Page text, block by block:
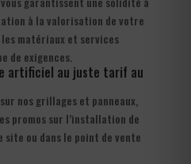
à la valorisation de votre
matériaux et services
de exigences.
artificiel au juste tarif au
nos grillages et panneaux,
promos sur l’installation de
ou dans le point de vente